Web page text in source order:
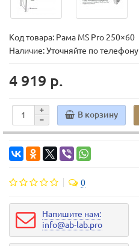
Код товара: Рама MS Pro 250×60
Наличие: Уточняйте по телефону
4 919 р.
В корзину
0
Напишите нам:
info@ab-lab.pro